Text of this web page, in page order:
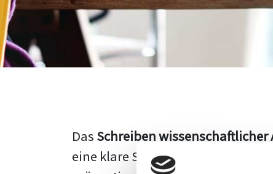
Das Schreiben wissenschaftlicher
eine klare Struktur, einen